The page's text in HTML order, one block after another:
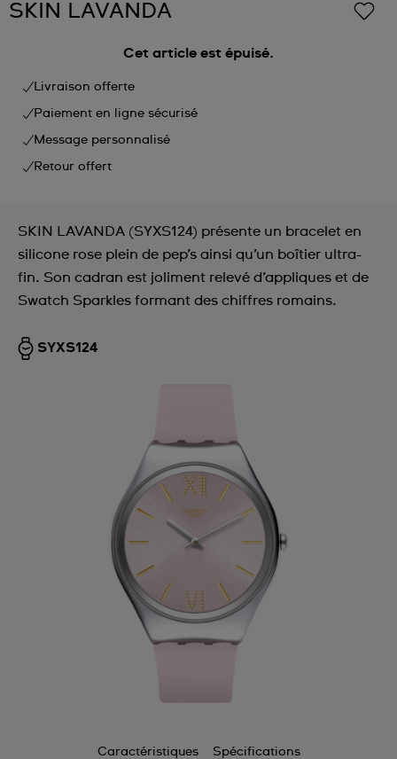
SKIN LAVANDA
Cet article est épuisé.
Livraison offerte
Paiement en ligne sécurisé
Message personnalisé
Retour offert
SKIN LAVANDA (SYXS124) présente un bracelet en
silicone rose plein de pep’s ainsi qu’un boîtier ultra-
fin. Son cadran est joliment relevé d’appliques et de
Swatch Sparkles formant des chiffres romains.
SYXS124
Caractéristiques Spécifications